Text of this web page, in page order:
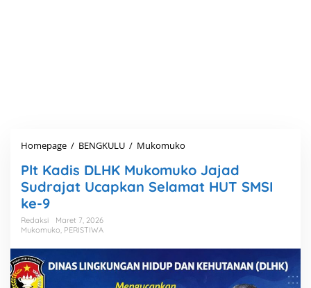
Homepage / BENGKULU / Mukomuko
t
K
a
H
Plt Kadis DLHK Mukomuko Jajad
Sudrajat Ucapkan Selamat HUT SMSI
ke-9
Redaksi
Maret 7, 2026
Mukomuko, PERISTIWA